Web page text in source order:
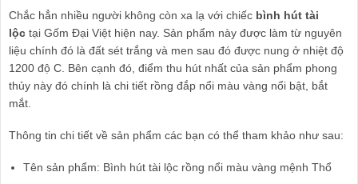
Chắc hẳn nhiều người không còn xa lạ với chiếc bình hút tài
lộc tại Gốm Đại Việt hiện nay. Sản phẩm này được làm từ nguyên
liệu chính đó là đất sét trắng và men sau đó được nung ở nhiệt độ
1200 độ C. Bên cạnh đó, điểm thu hút nhất của sản phẩm phong
thủy này đó chính là chi tiết rồng đắp nổi màu vàng nổi bật, bắt
mắt.
Thông tin chi tiết về sản phẩm các bạn có thể tham khảo như sau:
Tên sản phẩm: Bình hút tài lộc rồng nổi màu vàng mệnh Thổ